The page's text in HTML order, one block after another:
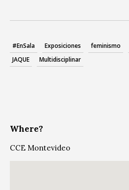
#EnSala Exposiciones feminismo
JAQUE
Multidisciplinar
Where?
CCE Montevideo